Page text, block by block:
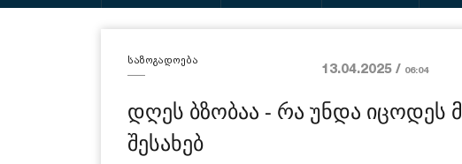
საზოგადოება
13.04.2025 / 06:04
დღეს ბზობაა - რა უნდა იცოდეს
შესახებ